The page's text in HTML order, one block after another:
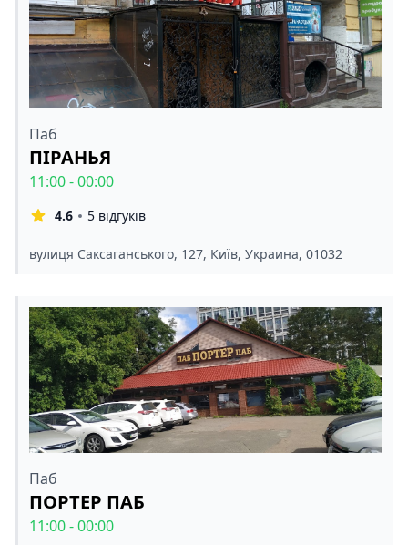
Паб
ПІРАНЬЯ
11:00 - 00:00
4.6 5 відгуків
вулиця Саксаганського, 127, Київ, Украина, 01032
Паб
ПОРТЕР ПАБ
11:00 - 00:00